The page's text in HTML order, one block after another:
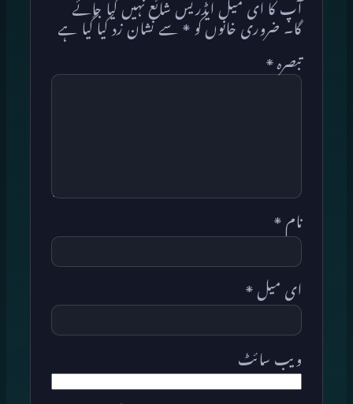
آپ کا ای میل ایڈریس شائع نہیں کیا جائے
گا۔ ضروری خانوں کو* سے نشان زد کیا گیا ہے
تبصرہ*
نام *
ای میل*
ویب‌ سائٹ